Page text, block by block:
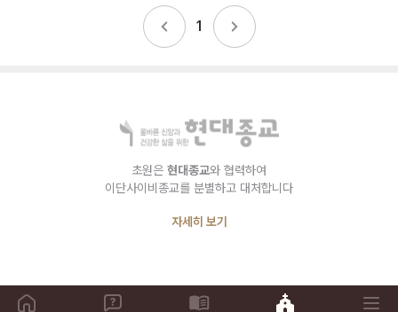
1
초원은 현대종교와 협력하여
이단사이비종교를 분별하고 대처합니다
자세히 보기